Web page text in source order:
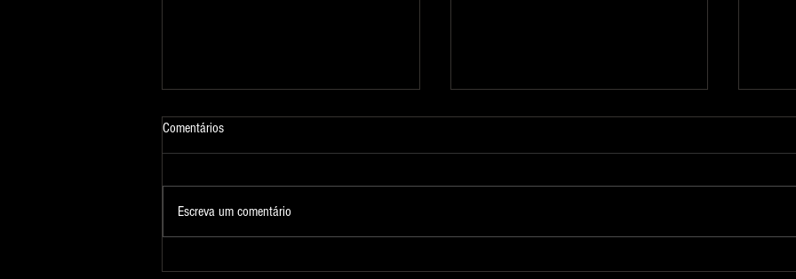
Fotografia 324 Fotografia 323
Comentários
Escreva um comentário